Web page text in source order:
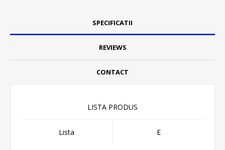
SPECIFICATII
REVIEWS
CONTACT
LISTA PRODUS
Lista E